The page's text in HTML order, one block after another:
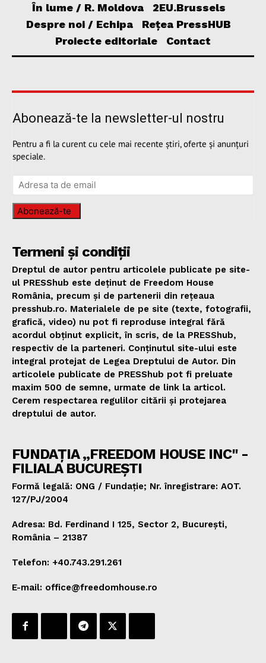
În lume / R. Moldova
2EU.Brussels
Despre noi / Echipa
Rețea PressHUB
Proiecte editoriale
Contact
Abonează-te la newsletter-ul nostru
Pentru a fi la curent cu cele mai recente știri, oferte și anunțuri
speciale.
Abonează-te
Termeni și condiții
Dreptul de autor pentru articolele publicate pe site-
ul PRESShub este deținut de Freedom House
România, precum și de partenerii din rețeaua
presshub.ro. Materialele de pe site (texte, fotografii,
grafică, video) nu pot fi reproduse integral fără
acordul obținut explicit, în scris, de la PRESShub,
respectiv de la parteneri. Conținutul site-ului este
integral protejat de Legea Dreptului de Autor. Din
articolele publicate de PRESShub pot fi preluate
maxim 500 de semne, urmate de link la articol.
Cerem respectarea regulilor citării și protejarea
dreptului de autor.
FUNDAȚIA „FREEDOM HOUSE INC" -
FILIALA BUCUREȘTI
Formă legală: ONG / Fundație; Nr. înregistrare: AOT.
127/PJ/2004
Adresa: Bd. Ferdinand I 125, Sector 2, București,
România – 21387
Telefon: +40.743.291.261
E-mail: office@freedomhouse.ro